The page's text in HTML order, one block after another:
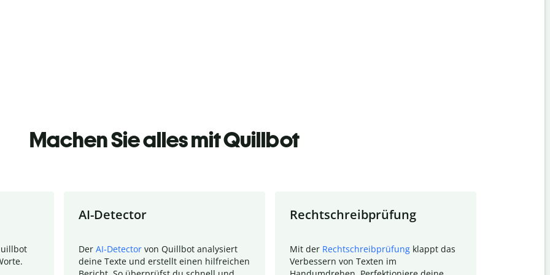
Machen Sie alles mit Quillbot
AI-Detector
Der AI-Detector von Quillbot analysiert
deine Texte und erstellt einen hilfreichen
Rechtschreibprüfung
Mit der Rechtschreibprüfung klappt das
Verbessern von Texten im